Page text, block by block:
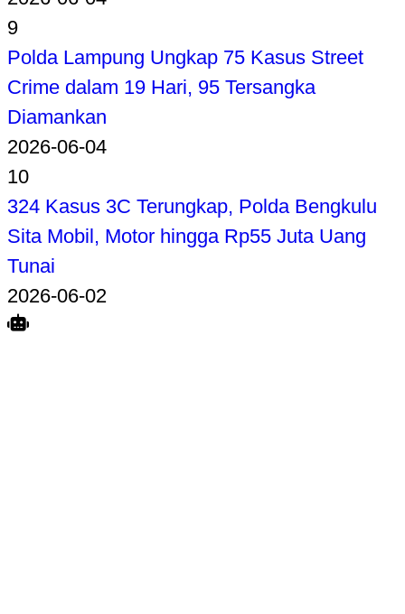
9
Polda Lampung Ungkap 75 Kasus Street
Crime dalam 19 Hari, 95 Tersangka
Diamankan
2026-06-04
10
324 Kasus 3C Terungkap, Polda Bengkulu
Sita Mobil, Motor hingga Rp55 Juta Uang
Tunai
2026-06-02